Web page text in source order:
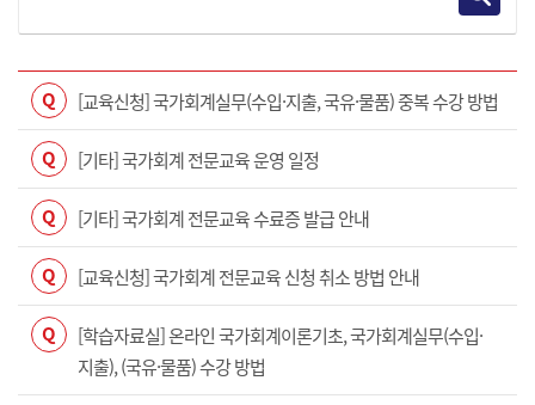
Q [교육신청] 국가회계실무(수입·지출, 국유·물품) 중복 수강 방법
Q [기타] 국가회계 전문교육 운영 일정
Q [기타] 국가회계 전문교육 수료증 발급 안내
Q [교육신청] 국가회계 전문교육 신청 취소 방법 안내
Q
[학습자료실] 온라인 국가회계이론기초, 국가회계실무(수입·
지출), (국유·물품) 수강 방법